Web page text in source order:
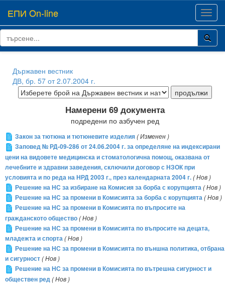
ЕПИ On-line
Държавен вестник
ДВ, бр. 57 от 2.07.2004 г.
Намерени 69 документа
подредени по азбучен ред
Закон за тютюна и тютюневите изделия( Изменен )
Заповед № РД-09-286 от 24.06.2004 г. за определяне на индексирани
цени на видовете медицинска и стоматологична помощ, оказвана от
лечебните и здравни заведения, сключили договор с НЗОК при
условията и по реда на НРД 2003 г., през календарната 2004 г.( Нов )
Решение на НС за избиране на Комисия за борба с корупцията( Нов )
Решение на НС за промени в Комисията за борба с корупцията( Нов )
Решение на НС за промени в Комисията по въпросите на
гражданското общество( Нов )
Решение на НС за промени в Комисията по въпросите на децата,
младежта и спорта( Нов )
Решение на НС за промени в Комисията по външна политика, отбрана
и сигурност( Нов )
Решение на НС за промени в Комисията по вътрешна сигурност и
обществен ред( Нов )